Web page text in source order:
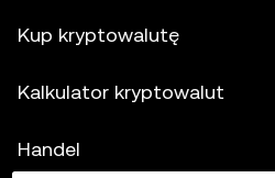
Kup kryptowalutę
Kalkulator kryptowalut
Handel